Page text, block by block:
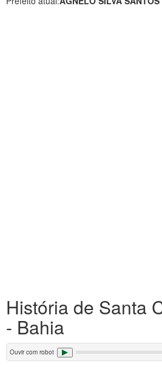
História de Santa
- Bahia
Ouvir com robot